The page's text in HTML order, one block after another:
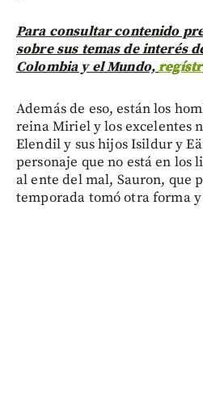
Para consultar contenido
sobre sus temas de interés
Colombia y el Mundo,
Además de eso, están los
reina Miriel y los excelentes
Elendil y sus hijos Isildur y
personaje que no está en los
al ente del mal, Sauron, que
temporada tomó otra forma